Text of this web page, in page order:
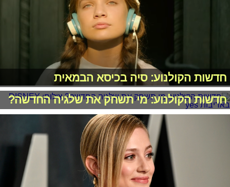
חדשות הקולנוע: סיה בכיסא הבמאית
חדשות הקולנוע: מי תשחק את שלגיה החדשה?